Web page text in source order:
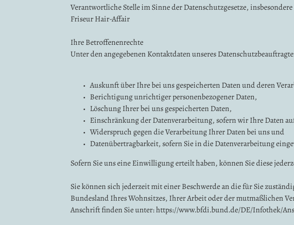
Verantwortliche Stelle im Sinne der Datenschutzgesetze,
Friseur Hair-Affair
Ihre Betroffenenrechte
Unter den angegebenen Kontaktdaten unseres
Auskunft über Ihre bei uns gespeicherten Daten und deren
Berichtigung unrichtiger personenbezogener Daten,
Löschung Ihrer bei uns gespeicherten Daten,
Einschränkung der Datenverarbeitung, sofern wir Ihre Daten
Widerspruch gegen die Verarbeitung Ihrer Daten bei uns und
Datenübertragbarkeit, sofern Sie in die Datenverarbeitung
Sofern Sie uns eine Einwilligung erteilt haben, können Sie diese
Sie können sich jederzeit mit einer Beschwerde an die für Sie
Bundesland Ihres Wohnsitzes, Ihrer Arbeit oder der mutmaßlichen
Anschrift finden Sie unter:https://www.bfdi.bund.de/DE/Infothek/